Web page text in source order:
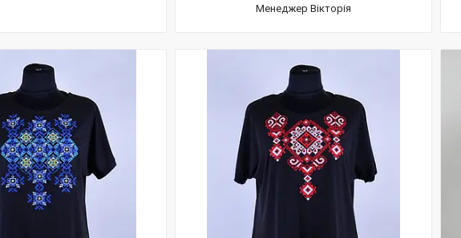
Менеджер Вікторія